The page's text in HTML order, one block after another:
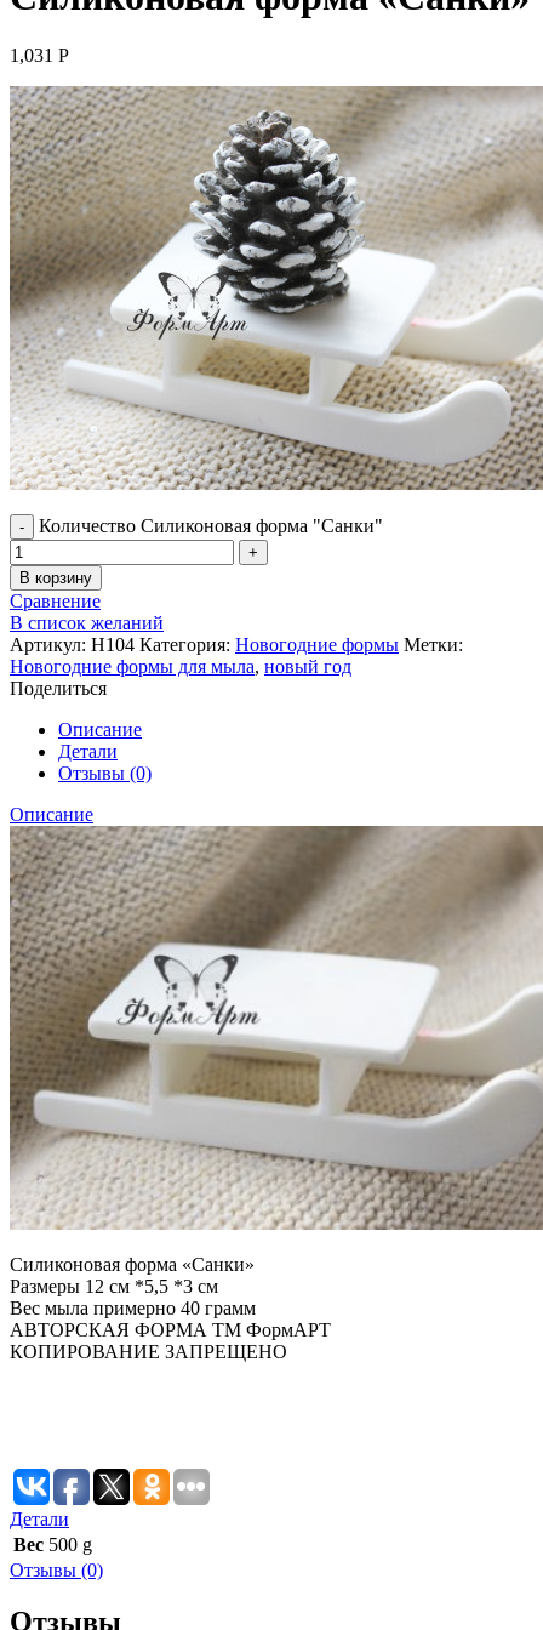
1,031 Р
Количество Силиконовая форма "Санки"
В корзину
Сравнение
В список желаний
Артикул: Н104 Категория: Новогодние формы Метки:
Новогодние формы для мыла, новый год
Поделиться
Описание
Детали
Отзывы (0)
Описание
Силиконовая форма «Санки»
Размеры 12 см *5,5 *3 см
Вес мыла примерно 40 грамм
АВТОРСКАЯ ФОРМА ТМ ФормАРТ
КОПИРОВАНИЕ ЗАПРЕЩЕНО
Детали
Вес 500 g
Отзывы (0)
Отзывы